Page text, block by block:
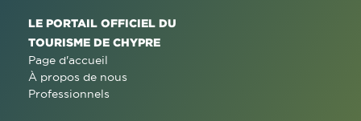
LE PORTAIL OFFICIEL DU
TOURISME DE CHYPRE
Page d'accueil
À propos de nous
Professionnels